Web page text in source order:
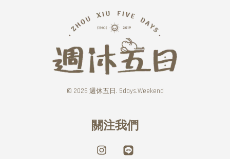
© 2026 週休五日. 5days.Weekend
關注我們
Instagram